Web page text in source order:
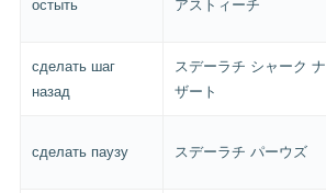
остыть アストィーチ
сделать шаг
назад
スデーラチ シャーク ナ
ザート
сделать паузу スデーラチ パーウズ